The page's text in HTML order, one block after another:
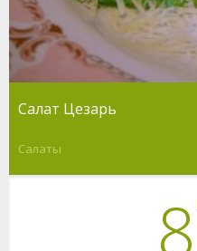
Салат Цезарь
Салаты
8